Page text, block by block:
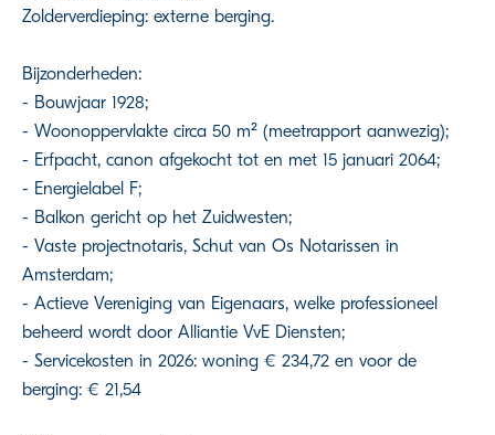
Zolderverdieping: externe berging.
Bijzonderheden:
- Bouwjaar 1928;
- Woonoppervlakte circa 50 m² (meetrapport aanwezig);
- Erfpacht, canon afgekocht tot en met 15 januari 2064;
- Energielabel F;
- Balkon gericht op het Zuidwesten;
- Vaste projectnotaris, Schut van Os Notarissen in
Amsterdam;
- Actieve Vereniging van Eigenaars, welke professioneel
beheerd wordt door Alliantie VvE Diensten;
- Servicekosten in 2026: woning € 234,72 en voor de
berging: € 21,54